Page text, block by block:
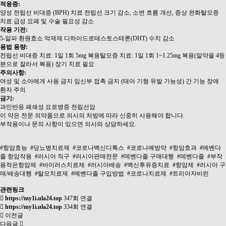
적응증:
양성 전립선 비대증 (BPH) 치료 전립선 크기 감소, 소변 흐름 개선, 증상 완화탈모증
치료 급성 요폐 및 수술 필요성 감소
작용 기전:
5-알파 환원효소 억제제 디하이드로테스토스테론(DHT) 수치 감소
용법 용량:
전립선 비대증 치료: 1일 1회 5mg 복용탈모증 치료: 1일 1회 1~1.25mg 복용(알약을 4등
분으로 잘라서 복용) 장기 치료 필요
주의사항:
여성 및 소아에게 사용 금지 임신부 접촉 금지 (태아 기형 유발 가능성) 간 기능 장애
환자 주의
금기:
과민반응 폐쇄성 요로병증 전립선암
이 약은 전문 의약품으로 의사의 처방에 따라 신중히 사용해야 합니다.
부작용이나 문의 사항이 있으면 의사와 상담하세요.
#항암효능 #당뇨병치료제 #코로나백신디톡스 #코로나예방약 #항암효과 #메벤다
졸 항암작용 #러시아 직구 #러시아판매전문 #메벤다졸 구매대행 #메벤다졸 #부작
용적은항암제
#바이러스치료제 #러시아배송 #백신후유증치료 #항암제
#러시아 구
매/배송대행 #탈모치료제 #메벤다졸 구입방법 #코로나치료제 #트리아자비린
관련링크
https://my1i.ula24.top 347회 연결
https://my1i.ula24.top 334회 연결
이전글
다음글